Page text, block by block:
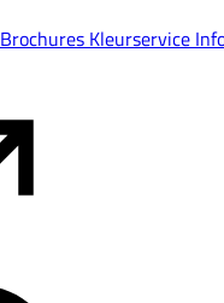
Brochures Kleurservice